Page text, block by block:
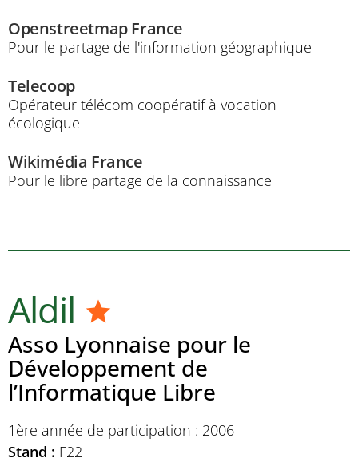
Openstreetmap France
Pour le partage de l'information géographique
Telecoop
Opérateur télécom coopératif à vocation
écologique
Wikimédia France
Pour le libre partage de la connaissance
Aldil
Asso Lyonnaise pour le
Développement de
l’Informatique Libre
1ère année de participation : 2006
Stand : F22